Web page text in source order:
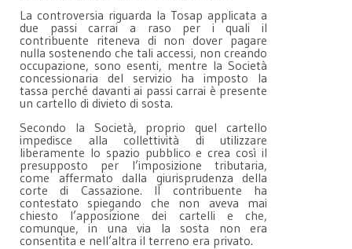
La controversia riguarda la Tosap applicata a
due passi carrai a raso per i quali il
contribuente riteneva di non dover pagare
nulla sostenendo che tali accessi, non creando
occupazione, sono esenti, mentre la Società
concessionaria del servizio ha imposto la
tassa perché davanti ai passi carrai è presente
un cartello di divieto di sosta.
Secondo la Società, proprio quel cartello
impedisce alla collettività di utilizzare
liberamente lo spazio pubblico e crea così il
presupposto per l’imposizione tributaria,
come affermato dalla giurisprudenza della
corte di Cassazione. Il contribuente ha
contestato spiegando che non aveva mai
chiesto l’apposizione dei cartelli e che,
comunque, in una via la sosta non era
consentita e nell’altra il terreno era privato.